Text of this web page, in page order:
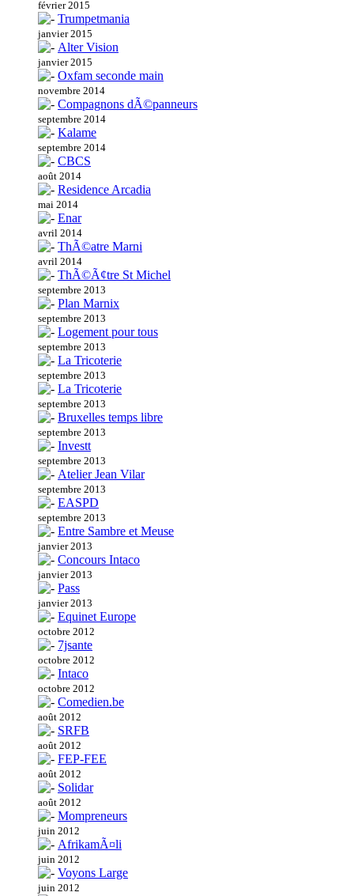
février 2015
Trumpetmania
janvier 2015
Alter Vision
janvier 2015
Oxfam seconde main
novembre 2014
Compagnons dÃ©panneurs
septembre 2014
Kalame
septembre 2014
CBCS
août 2014
Residence Arcadia
mai 2014
Enar
avril 2014
ThÃ©atre Marni
avril 2014
ThÃ©Ã¢tre St Michel
septembre 2013
Plan Marnix
septembre 2013
Logement pour tous
septembre 2013
La Tricoterie
septembre 2013
La Tricoterie
septembre 2013
Bruxelles temps libre
septembre 2013
Investt
septembre 2013
Atelier Jean Vilar
septembre 2013
EASPD
septembre 2013
Entre Sambre et Meuse
janvier 2013
Concours Intaco
janvier 2013
Pass
janvier 2013
Equinet Europe
octobre 2012
7jsante
octobre 2012
Intaco
octobre 2012
Comedien.be
août 2012
SRFB
août 2012
FEP-FEE
août 2012
Solidar
août 2012
Mompreneurs
juin 2012
AfrikamÃ¤li
juin 2012
Voyons Large
juin 2012